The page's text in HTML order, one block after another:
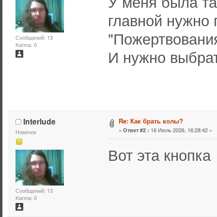
Сообщений: 13
Karma: 0
главной нужно
И нужно
Interlude
Новичок
Сообщений: 13
Karma: 0
Re: Как брать колы?
« Ответ #2 : 16 Июль 2026, 16:28:42 »
Вот эта кнопка